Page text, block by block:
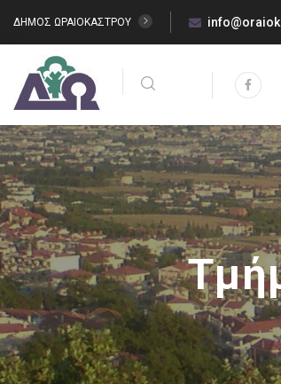
ΔΗΜΟΣ ΩΡΑΙΟΚΑΣΤΡΟΥ